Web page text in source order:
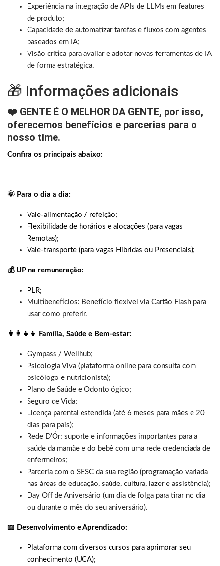
Experiência na integração de APIs de LLMs em features
de produto;
Capacidade de automatizar tarefas e fluxos com agentes
baseados em IA;
Visão crítica para avaliar e adotar novas ferramentas de IA
de forma estratégica.
🎁 Informações adicionais
❤️ GENTE É O MELHOR DA GENTE, por isso,
oferecemos benefícios e parcerias para o
nosso time.
Confira os principais abaixo:
🌞 Para o dia a dia:
Vale-alimentação / refeição;
Flexibilidade de horários e alocações (para vagas
Remotas);
Vale-transporte (para vagas Hibridas ou Presenciais);
💰 UP na remuneração:
PLR;
Multibenefícios: Benefício flexível via Cartão Flash para
usar como preferir.
👩‍👩‍👧‍👦 Família, Saúde e Bem-estar:
Gympass / Wellhub;
Psicologia Viva (plataforma online para consulta com
psicólogo e nutricionista);
Plano de Saúde e Odontológico;
Seguro de Vida;
Licença parental estendida (até 6 meses para mães e 20
dias para pais);
Rede D’Ór: suporte e informações importantes para a
saúde da mamãe e do bebê com uma rede credenciada de
enfermeiros;
Parceria com o SESC da sua região (programação variada
nas áreas de educação, saúde, cultura, lazer e assistência);
Day Off de Aniversário (um dia de folga para tirar no dia
ou durante o mês do seu aniversário).
📖 Desenvolvimento e Aprendizado:
Plataforma com diversos cursos para aprimorar seu
conhecimento (UCA);